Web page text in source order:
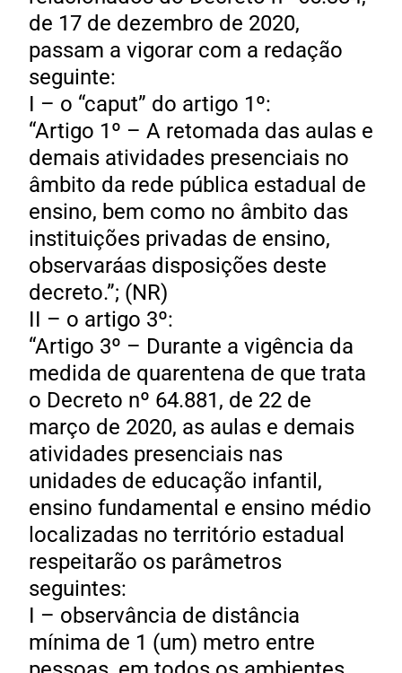
de 17 de dezembro de 2020,
passam a vigorar com a redação
seguinte:
I – o “caput” do artigo 1º:
“Artigo 1º – A retomada das aulas e
demais atividades presenciais no
âmbito da rede pública estadual de
ensino, bem como no âmbito das
instituições privadas de ensino,
observaráas disposições deste
decreto.”; (NR)
II – o artigo 3º:
“Artigo 3º – Durante a vigência da
medida de quarentena de que trata
o Decreto nº 64.881, de 22 de
março de 2020, as aulas e demais
atividades presenciais nas
unidades de educação infantil,
ensino fundamental e ensino médio
localizadas no território estadual
respeitarão os parâmetros
seguintes:
I – observância de distância
mínima de 1 (um) metro entre